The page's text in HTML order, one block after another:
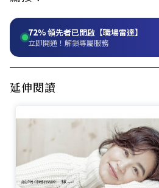
72%領先者已開啟【職場雷達】
立即開通！解鎖專屬服務
延伸閱讀